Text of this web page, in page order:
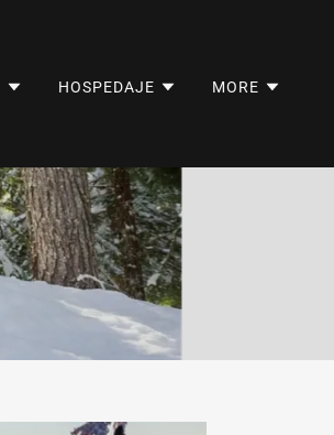
HOSPEDAJE MORE